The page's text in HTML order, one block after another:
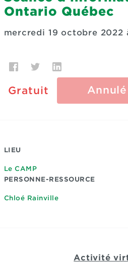
Ontario Québec
mercredi 19 octobre 2022
Gratuit Annulé
LIEU
Le CAMP
PERSONNE-RESSOURCE
Chloé Rainville
Activité